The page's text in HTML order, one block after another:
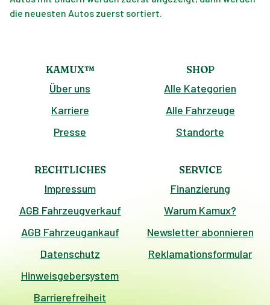
die neuesten Autos zuerst sortiert.
KAMUX™
Über uns
Karriere
Presse
SHOP
Alle Kategorien
Alle Fahrzeuge
Standorte
RECHTLICHES
Impressum
AGB Fahrzeugverkauf
AGB Fahrzeugankauf
Datenschutz
Hinweisgebersystem
Barrierefreiheit
SERVICE
Finanzierung
Warum Kamux?
Newsletter abonnieren
Reklamationsformular